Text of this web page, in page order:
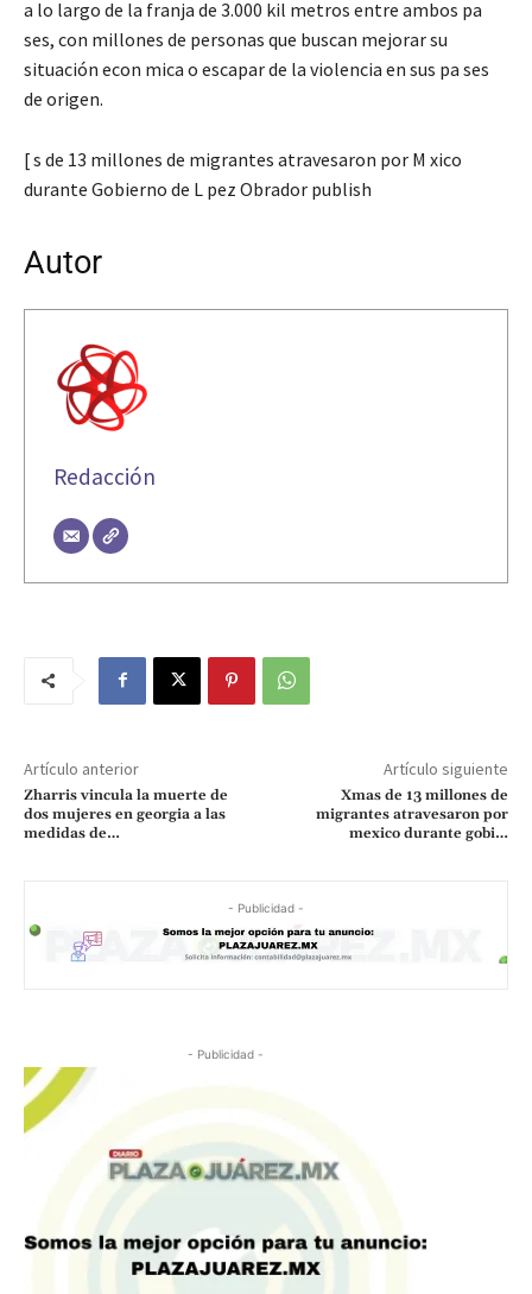
a lo largo de la franja de 3.000 kil metros entre ambos pa
ses, con millones de personas que buscan mejorar su
situación econ mica o escapar de la violencia en sus pa ses
de origen.
[ s de 13 millones de migrantes atravesaron por M xico
durante Gobierno de L pez Obrador publish
Autor
Redacción
Artículo anterior
Zharris vincula la muerte de
dos mujeres en georgia a las
medidas de…
Artículo siguiente
Xmas de 13 millones de
migrantes atravesaron por
mexico durante gobi…
- Publicidad -
- Publicidad -